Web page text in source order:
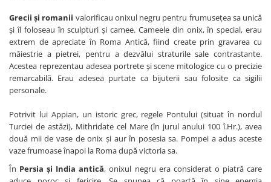
Grecii și romanii valorificau onixul negru pentru frumusețea sa unică
și îl foloseau în sculpturi și camee. Cameele din onix, în special, erau
extrem de apreciate în Roma Antică, fiind create prin gravarea cu
măiestrie a pietrei, pentru a dezvălui straturile sale contrastante.
Acestea reprezentau adesea portrete și scene mitologice cu o precizie
remarcabilă. Erau adesea purtate ca bijuterii sau folosite ca sigilii
personale.
Potrivit lui Appian, un istoric grec, regele Pontului (situat în nordul
Turciei de astăzi), Mithridate cel Mare (în jurul anului 100 î.Hr.), avea
două mii de vase de onix și aur în posesia sa. Pompei a adus aceste
vaze frumoase înapoi la Roma după victoria sa.
În Persia și India antică, onixul negru era considerat o piatră care